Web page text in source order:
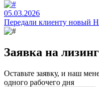
05.03.2026
Передали клиенту новый
Заявка на лизинг
Оставьте заявку, и наш
одного рабочего дня